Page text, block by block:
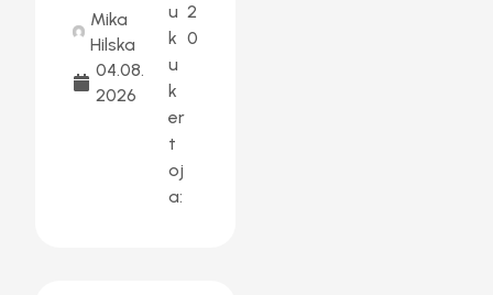
Mika
Hilska
04.08.
2026
u
k
u
k
er
t
oj
a:
2
0